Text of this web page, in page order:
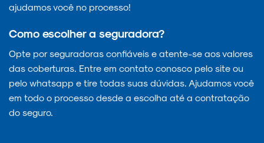
ajudamos você no processo!
Como escolher a seguradora?
Opte por seguradoras confiáveis e atente-se aos valores
das coberturas. Entre em contato conosco pelo site ou
pelo whatsapp e tire todas suas dúvidas. Ajudamos você
em todo o processo desde a escolha até a contratação
do seguro.